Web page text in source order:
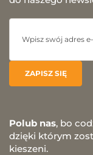
Polub nas, bo
dzięki którym
kieszeni.